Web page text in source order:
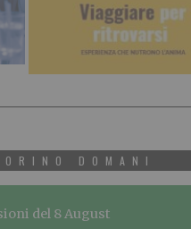
DOMANI
del 8 August